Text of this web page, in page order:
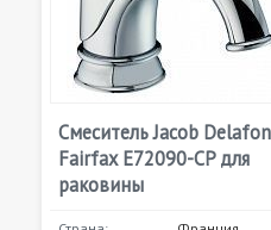
Смеситель Jacob Delafon
Fairfax E72090-CP для
раковины